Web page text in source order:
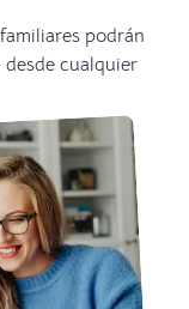
podrán
cualquier